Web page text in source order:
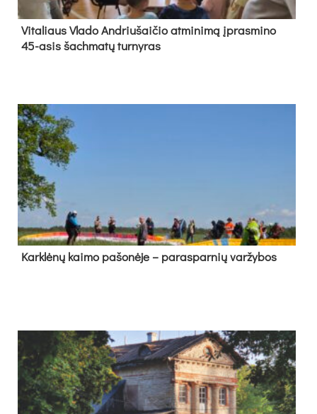
Vi­ta­liaus Vla­do And­riu­šai­čio at­mi­ni­mą įpras­mi­no
45-asis šach­ma­tų tur­ny­ras
Kark­lė­nų kai­mo pa­šo­nė­je – pa­ras­par­nių var­žy­bos